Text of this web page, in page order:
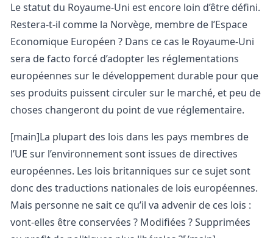
Le statut du Royaume-Uni est encore loin d’être défini.
Restera-t-il comme la Norvège, membre de l’Espace
Economique Européen ? Dans ce cas le Royaume-Uni
sera de facto forcé d’adopter les réglementations
européennes sur le développement durable pour que
ses produits puissent circuler sur le marché, et peu de
choses changeront du point de vue réglementaire.
[main]La plupart des lois dans les pays membres de
l’UE sur l’environnement sont issues de directives
européennes. Les lois britanniques sur ce sujet sont
donc des traductions nationales de lois européennes.
Mais personne ne sait ce qu’il va advenir de ces lois :
vont-elles être conservées ? Modifiées ? Supprimées